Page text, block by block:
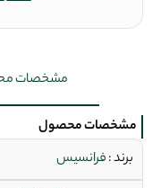
مشخصات
مشخصات محصول
برند :فرانسیس